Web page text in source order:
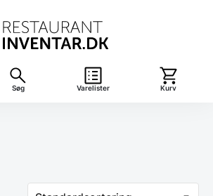
Søg Varelister Kurv